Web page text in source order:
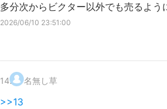
多分次からビクター以外でも売るよう
2026/06/10 23:51:00
14. 名無し草
>>13